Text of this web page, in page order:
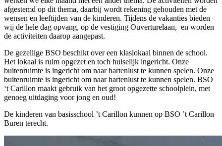
afgestemd op dit thema, daarbij wordt rekening gehouden met de
wensen en leeftijden van de kinderen. Tijdens de vakanties bieden
wij de hele dag opvang, op de vestiging Ouverturelaan, en worden
de activiteiten daarop aangepast.
De gezellige BSO beschikt over een klaslokaal binnen de school.
Het lokaal is ruim opgezet en toch huiselijk ingericht. Onze
buitenruimte is ingericht om naar hartenlust te kunnen spelen. Onze
buitenruimte is ingericht om naar hartenlust te kunnen spelen. BSO
‘t Carillon maakt gebruik van het groot opgezette schoolplein, met
genoeg uitdaging voor jong en oud!
De kinderen van basisschool ’t Carillon kunnen op BSO ’t Carillon
Buren terecht.